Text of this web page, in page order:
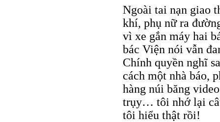
Ngoài tai nạn giao
khí, phụ nữ ra
vì xe gắn máy hai
bác Viện nói vẫn
Chính quyền nghĩ
cách một nhà báo,
hàng núi băng
trụy… tôi nhớ lại
tôi hiểu thật rồi!